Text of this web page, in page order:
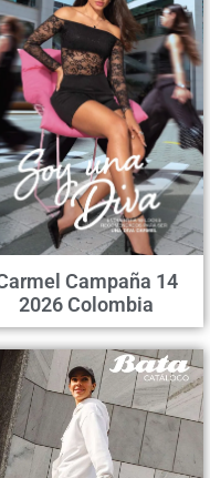
Campaña 14
2026 Colombia